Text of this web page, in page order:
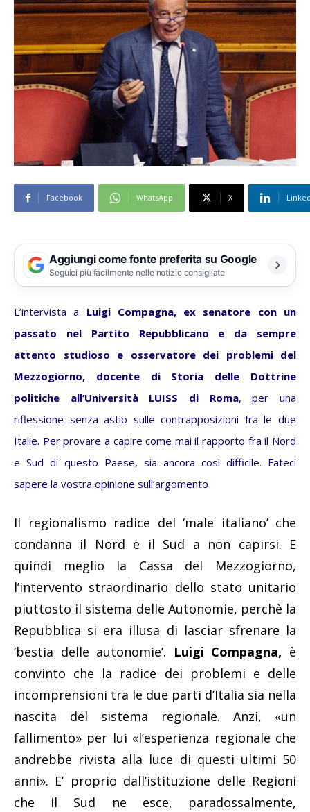
Facebook WhatsApp X
Aggiungi come fonte preferita su Google
Seguici più facilmente nelle notizie consigliate
L’intervista a Luigi Compagna, ex senatore con un
passato nel Partito Repubblicano e da sempre
attento studioso e osservatore dei problemi del
Mezzogiorno, docente di Storia delle Dottrine
politiche all’Università LUISS di Roma, per una
riflessione senza astio sulle contrapposizioni fra le due
Italie. Per provare a capire come mai il rapporto fra il Nord
e Sud di questo Paese, sia ancora così difficile. Fateci
sapere la vostra opinione sull’argomento
Il regionalismo radice del ‘male italiano’ che
condanna il Nord e il Sud a non capirsi. E
quindi meglio la Cassa del Mezzogiorno,
l’intervento straordinario dello stato unitario
piuttosto il sistema delle Autonomie, perchè la
Repubblica si era illusa di lasciar sfrenare la
‘bestia delle autonomie’. Luigi Compagna, è
convinto che la radice dei problemi e delle
incomprensioni tra le due parti d’Italia sia nella
nascita del sistema regionale. Anzi, «un
fallimento» per lui «l’esperienza regionale che
andrebbe rivista alla luce di questi ultimi 50
anni». E’ proprio dall’istituzione delle Regioni
che il Sud ne esce, paradossalmente,